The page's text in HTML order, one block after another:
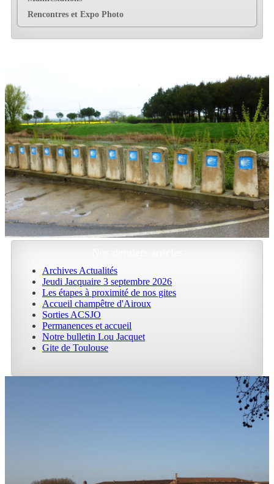
Rencontres et Expo Photo
Archives Actualités
Jeudi Jacquaire 3 septembre 2026
Les étapes à proximité de nos gites
Accueil champêtre d'Airoux
Sorties ACSJO
Permanences et accueil
Notre bulletin Lou Jacquet
Gite de Toulouse